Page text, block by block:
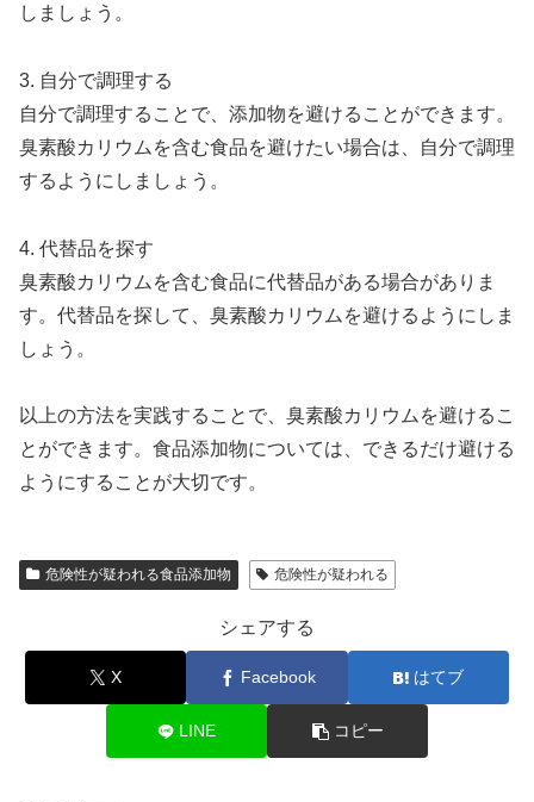
しましょう。
3. 自分で調理する
自分で調理することで、添加物を避けることができます。
臭素酸カリウムを含む食品を避けたい場合は、自分で調理
するようにしましょう。
4. 代替品を探す
臭素酸カリウムを含む食品に代替品がある場合がありま
す。代替品を探して、臭素酸カリウムを避けるようにしま
しょう。
以上の方法を実践することで、臭素酸カリウムを避けるこ
とができます。食品添加物については、できるだけ避ける
ようにすることが大切です。
危険性が疑われる食品添加物 危険性が疑われる
シェアする
X Facebook はてブ
LINE コピー